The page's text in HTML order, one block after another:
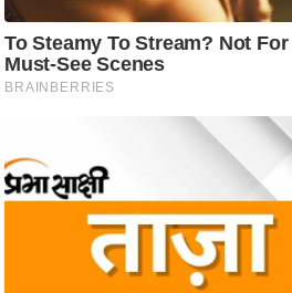
ध
र्म
स्थ
व्र
त